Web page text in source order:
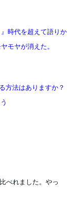
時代を超えて語りか
モヤが消えた。
方法はありますか？
べれました。やっ